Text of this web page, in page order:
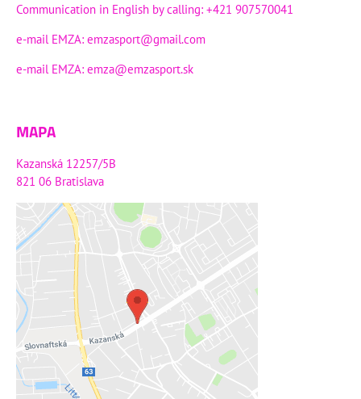
Communication in English by calling: +421 907570041
e-mail EMZA: emzasport@gmail.com
e-mail EMZA: emza@emzasport.sk
MAPA
Kazanská 12257/5B
821 06 Bratislava
Externý obsah je blokovaný
Prajete si načítať externý obsah?
Povoliť tentokrát
Povoliť a zapamätať - súhlas s
druhom cookie: Funkčné